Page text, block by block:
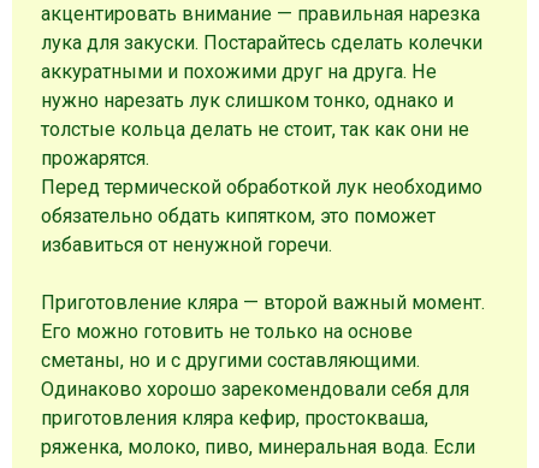
акцентировать внимание — правильная нарезка
лука для закуски. Постарайтесь сделать колечки
аккуратными и похожими друг на друга. Не
нужно нарезать лук слишком тонко, однако и
толстые кольца делать не стоит, так как они не
прожарятся.
Перед термической обработкой лук необходимо
обязательно обдать кипятком, это поможет
избавиться от ненужной горечи.
Приготовление кляра — второй важный момент.
Его можно готовить не только на основе
сметаны, но и с другими составляющими.
Одинаково хорошо зарекомендовали себя для
приготовления кляра кефир, простокваша,
ряженка, молоко, пиво, минеральная вода. Если